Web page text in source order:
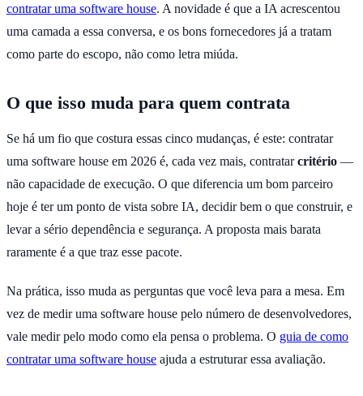
contratar uma software house. A novidade é que a IA acrescentou
uma camada a essa conversa, e os bons fornecedores já a tratam
como parte do escopo, não como letra miúda.
O que isso muda para quem contrata
Se há um fio que costura essas cinco mudanças, é este: contratar
uma software house em 2026 é, cada vez mais, contratarcritério —
não capacidade de execução. O que diferencia um bom parceiro
hoje é ter um ponto de vista sobre IA, decidir bem o que construir, e
levar a sério dependência e segurança. A proposta mais barata
raramente é a que traz esse pacote.
Na prática, isso muda as perguntas que você leva para a mesa. Em
vez de medir uma software house pelo número de desenvolvedores,
vale medir pelo modo como ela pensa o problema. O guia de como
contratar uma software house ajuda a estruturar essa avaliação.